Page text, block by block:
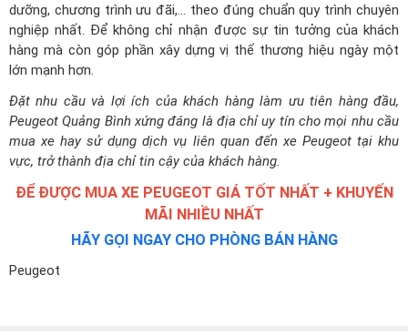
dưỡng, chương trình ưu đãi,... theo đúng chuẩn quy trình chuyên
nghiệp nhất. Để không chỉ nhận được sự tin tưởng của khách
hàng mà còn góp phần xây dựng vị thế thương hiệu ngày một
lớn mạnh hơn.
Đặt nhu cầu và lợi ích của khách hàng làm ưu tiên hàng đầu,
Peugeot Quảng Bình xứng đáng là địa chỉ uy tín cho mọi nhu cầu
mua xe hay sử dụng dịch vụ liên quan đến xe Peugeot tại khu
vực, trở thành địa chỉ tin cậy của khách hàng.
ĐỂ ĐƯỢC MUA XE PEUGEOT GIÁ TỐT NHẤT + KHUYẾN
MÃI NHIỀU NHẤT
HÃY GỌI NGAY CHO PHÒNG BÁN HÀNG
Peugeot